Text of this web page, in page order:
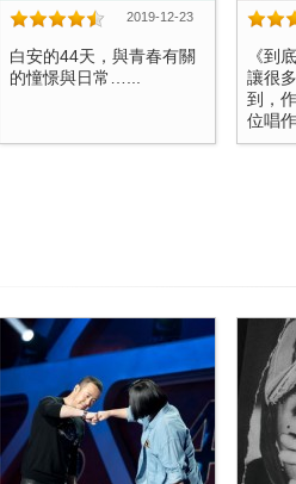
2019-12-23
白安的44天，與青春有關
的憧憬與日常…...
《到
讓很
到，
位唱